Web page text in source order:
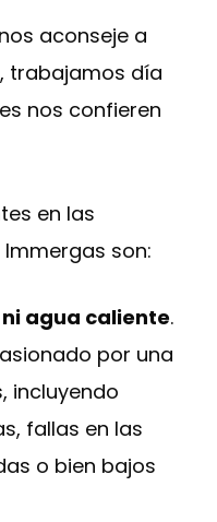
aconseje a
trabajamos día
nos confieren
en las
son:
agua caliente.
por una
incluyendo
fallas en las
o bien bajos